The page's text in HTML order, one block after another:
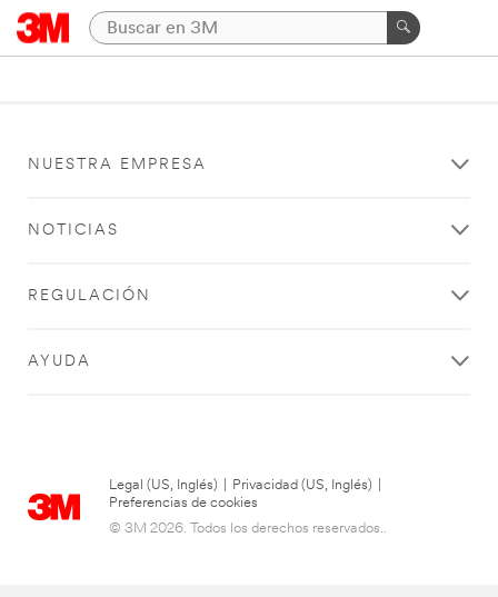
NUESTRA EMPRESA
NOTICIAS
REGULACIÓN
AYUDA
Legal (US, Inglés) Privacidad (US, Inglés)
Preferencias de cookies
© 3M 2026. Todos los derechos reservados..